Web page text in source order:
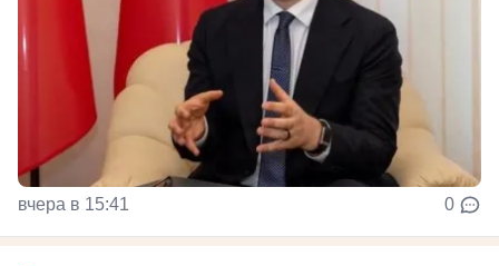
вчера в 15:41 0